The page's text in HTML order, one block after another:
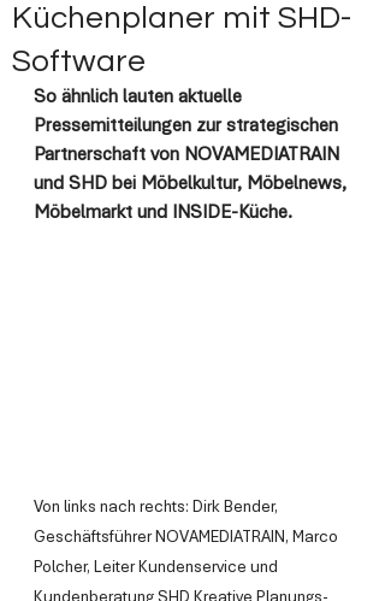
Küchenplaner mit SHD-
Software
So ähnlich lauten aktuelle
Pressemitteilungen zur strategischen
Partnerschaft von NOVAMEDIATRAIN
und SHD bei Möbelkultur, Möbelnews,
Möbelmarkt und INSIDE-Küche.
Von links nach rechts: Dirk Bender,
Geschäftsführer NOVAMEDIATRAIN, Marco
Polcher, Leiter Kundenservice und